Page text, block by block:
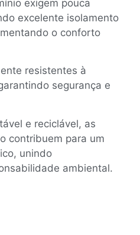
exigem pouca
excelente isolamento
o conforto
resistentes à
segurança e
e reciclável, as
contribuem para um
unindo
ambiental.